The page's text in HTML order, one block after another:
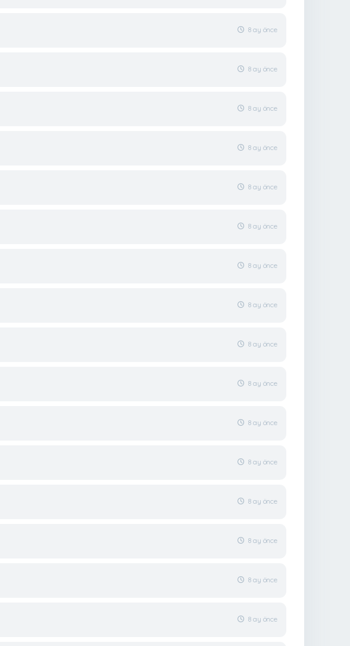
8 ay önce
8 ay önce
8 ay önce
8 ay önce
8 ay önce
8 ay önce
8 ay önce
8 ay önce
8 ay önce
8 ay önce
8 ay önce
8 ay önce
8 ay önce
8 ay önce
8 ay önce
8 ay önce